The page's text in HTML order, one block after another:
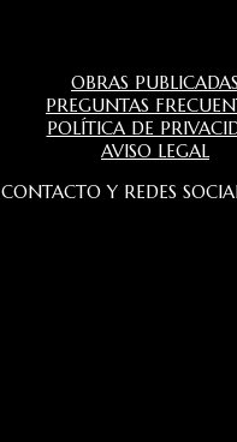
OBRAS PUBLICADAS
PREGUNTAS
POLÍTICA DE
AVISO LEGAL
CONTACTO Y REDES